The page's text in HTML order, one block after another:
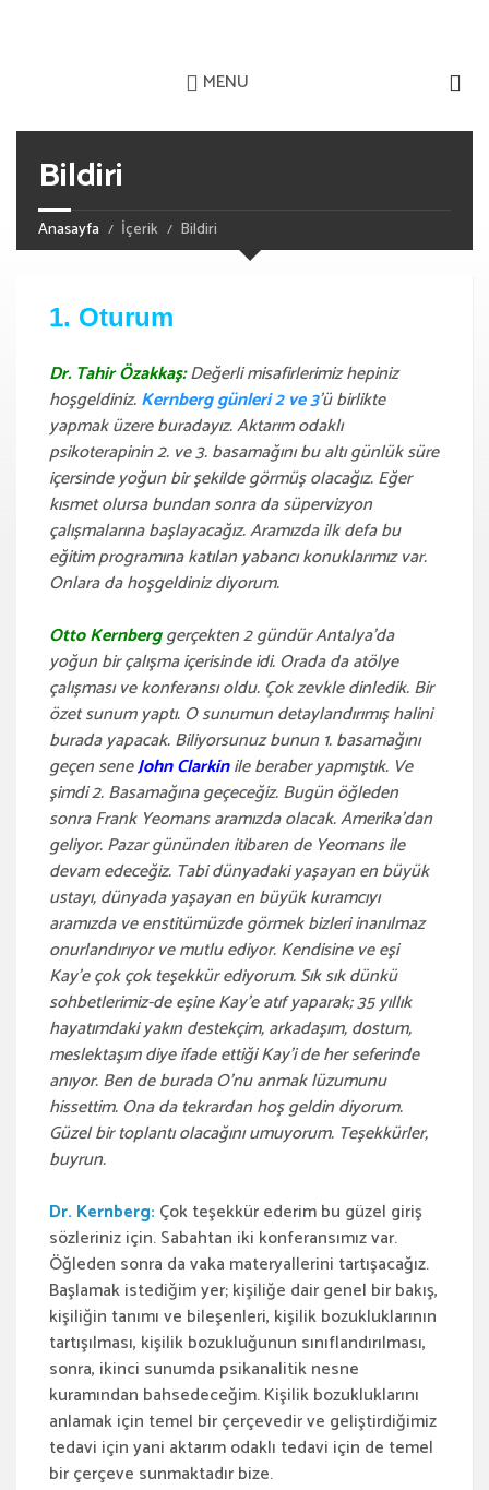
MENU
Bildiri
Anasayfa İçerik Bildiri
1. Oturum
Dr. Tahir Özakkaş:Değerli misafirlerimiz hepiniz
hoşgeldiniz.Kernberg günleri 2 ve 3’ü birlikte
yapmak üzere buradayız. Aktarım odaklı
psikoterapinin 2. ve 3. basamağını bu altı günlük süre
içersinde yoğun bir şekilde görmüş olacağız. Eğer
kısmet olursa bundan sonra da süpervizyon
çalışmalarına başlayacağız. Aramızda ilk defa bu
eğitim programına katılan yabancı konuklarımız var.
Onlara da hoşgeldiniz diyorum.
Otto Kernberggerçekten 2 gündür Antalya’da
yoğun bir çalışma içerisinde idi. Orada da atölye
çalışması ve konferansı oldu. Çok zevkle dinledik. Bir
özet sunum yaptı. O sunumun detaylandırımış halini
burada yapacak. Biliyorsunuz bunun 1. basamağını
geçen seneJohn Clarkinile beraber yapmıştık. Ve
şimdi 2. Basamağına geçeceğiz. Bugün öğleden
sonra Frank Yeomans aramızda olacak. Amerika’dan
geliyor. Pazar gününden itibaren de Yeomans ile
devam edeceğiz. Tabi dünyadaki yaşayan en büyük
ustayı, dünyada yaşayan en büyük kuramcıyı
aramızda ve enstitümüzde görmek bizleri inanılmaz
onurlandırıyor ve mutlu ediyor. Kendisine ve eşi
Kay’e çok çok teşekkür ediyorum. Sık sık dünkü
sohbetlerimiz-de eşine Kay’e atıf yaparak; 35 yıllık
hayatımdaki yakın destekçim, arkadaşım, dostum,
meslektaşım diye ifade ettiği Kay’i de her seferinde
anıyor. Ben de burada O’nu anmak lüzumunu
hissettim. Ona da tekrardan hoş geldin diyorum.
Güzel bir toplantı olacağını umuyorum. Teşekkürler,
buyrun.
Dr. Kernberg: Çok teşekkür ederim bu güzel giriş
sözleriniz için. Sabahtan iki konferansımız var.
Öğleden sonra da vaka materyallerini tartışacağız.
Başlamak istediğim yer; kişiliğe dair genel bir bakış,
kişiliğin tanımı ve bileşenleri, kişilik bozukluklarının
tartışılması, kişilik bozukluğunun sınıflandırılması,
sonra, ikinci sunumda psikanalitik nesne
kuramından bahsedeceğim. Kişilik bozukluklarını
anlamak için temel bir çerçevedir ve geliştirdiğimiz
tedavi için yani aktarım odaklı tedavi için de temel
bir çerçeve sunmaktadır bize.